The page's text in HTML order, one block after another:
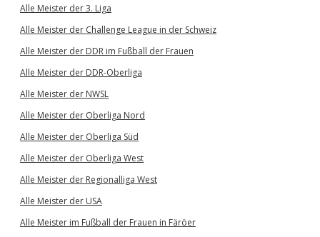
Alle Meister der 3. Liga
Alle Meister der Challenge League in der Schweiz
Alle Meister der DDR im Fußball der Frauen
Alle Meister der DDR-Oberliga
Alle Meister der NWSL
Alle Meister der Oberliga Nord
Alle Meister der Oberliga Süd
Alle Meister der Oberliga West
Alle Meister der Regionalliga West
Alle Meister der USA
Alle Meister im Fußball der Frauen in Färöer